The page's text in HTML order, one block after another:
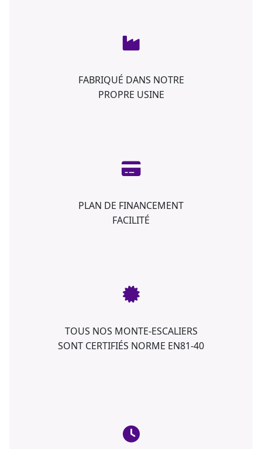
FABRIQUÉ DANS NOTRE
PROPRE USINE
PLAN DE FINANCEMENT
FACILITÉ
TOUS NOS MONTE-ESCALIERS
SONT CERTIFIÉS NORME EN81-40